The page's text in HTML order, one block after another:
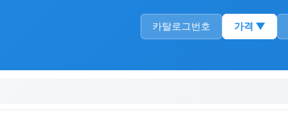
카탈로그번호 가격 ▼